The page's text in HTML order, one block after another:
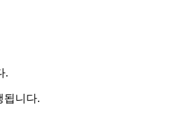
.
됩니다.